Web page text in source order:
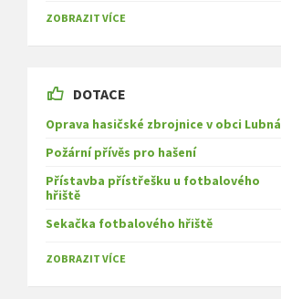
ZOBRAZIT VÍCE
DOTACE
Oprava hasičské zbrojnice v obci Lubná
Požární přívěs pro hašení
Přístavba přístřešku u fotbalového
hřiště
Sekačka fotbalového hřiště
ZOBRAZIT VÍCE